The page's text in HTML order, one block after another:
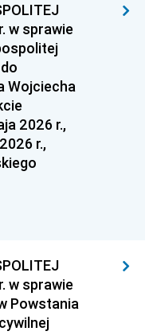
w sprawie
Wojciecha
2026 r.,
r.,
w sprawie
Powstania